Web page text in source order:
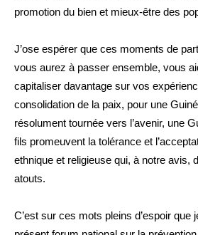
promotion du bien et mieux-être des
J’ose espérer que ces moments de
vous aurez à passer ensemble, vous
capitaliser davantage sur vos
consolidation de la paix, pour une
résolument tournée vers l’avenir, une
fils promeuvent la tolérance et
ethnique et religieuse qui, à notre avis,
atouts.
C’est sur ces mots pleins d’espoir que